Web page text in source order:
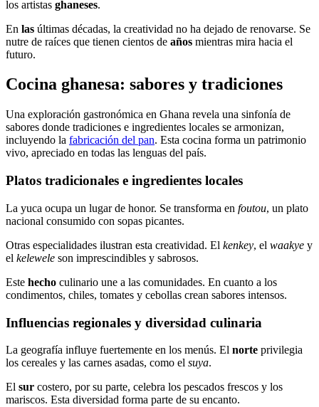
los artistas ghaneses.
En las últimas décadas, la creatividad no ha dejado de renovarse. Se
nutre de raíces que tienen cientos de años mientras mira hacia el
futuro.
Cocina ghanesa: sabores y tradiciones
Una exploración gastronómica en Ghana revela una sinfonía de
sabores donde tradiciones e ingredientes locales se armonizan,
incluyendo la fabricación del pan. Esta cocina forma un patrimonio
vivo, apreciado en todas las lenguas del país.
Platos tradicionales e ingredientes locales
La yuca ocupa un lugar de honor. Se transforma en foutou, un plato
nacional consumido con sopas picantes.
Otras especialidades ilustran esta creatividad. El kenkey, el waakye y
el kelewele son imprescindibles y sabrosos.
Este hecho culinario une a las comunidades. En cuanto a los
condimentos, chiles, tomates y cebollas crean sabores intensos.
Influencias regionales y diversidad culinaria
La geografía influye fuertemente en los menús. El norte privilegia
los cereales y las carnes asadas, como el suya.
El sur costero, por su parte, celebra los pescados frescos y los
mariscos. Esta diversidad forma parte de su encanto.